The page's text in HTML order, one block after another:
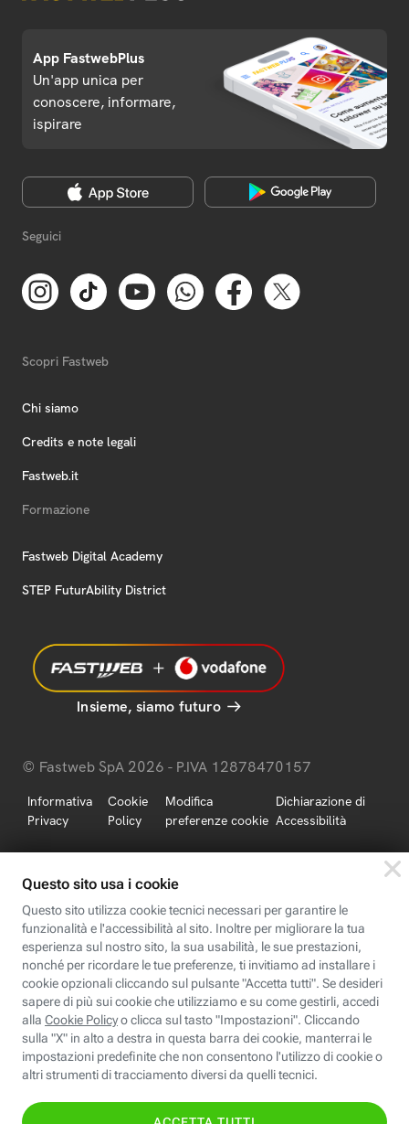
App FastwebPlus
Un'app unica per
conoscere, informare,
ispirare
Seguici
Scopri Fastweb
Chi siamo
Credits e note legali
Fastweb.it
Formazione
Fastweb Digital Academy
STEP FuturAbility District
Insieme, siamo futuro
© Fastweb SpA 2026 - P.IVA 12878470157
Informativa
Privacy
Cookie
Policy
Modifica
preferenze cookie
Dichiarazione di
Accessibilità